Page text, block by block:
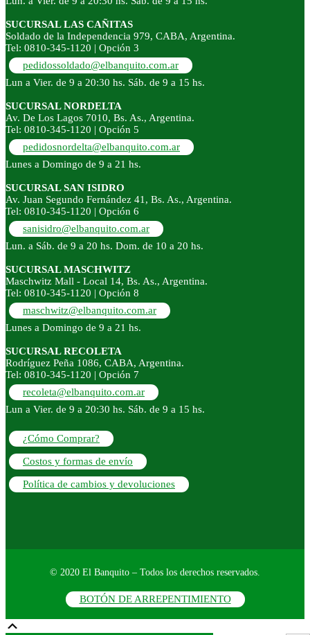
SUCURSAL LAS CAÑITAS
Soldado de la Independencia 979, CABA, Argentina.
Tel: 0810-345-1120 | Opción 3
pedidossoldado@elbanquito.com.ar
Lun a Vier. de 9 a 20:30 hs. Sáb. de 9 a 15 hs.
SUCURSAL NORDELTA
Av. De Los Lagos 7010, Bs. As., Argentina.
Tel: 0810-345-1120 | Opción 5
pedidosnordelta@elbanquito.com.ar
Lunes a Domingo de 9 a 21 hs.
SUCURSAL SAN ISIDRO
Av. Juan Segundo Fernández 41, Bs. As., Argentina.
Tel: 0810-345-1120 | Opción 6
sanisidro@elbanquito.com.ar
Lun. a Sáb. de 9 a 20 hs. Dom. de 10 a 20 hs.
SUCURSAL MASCHWITZ
Maschwitz Mall - Local 14, Bs. As., Argentina.
Tel: 0810-345-1120 | Opción 8
maschwitz@elbanquito.com.ar
Lunes a Domingo de 9 a 21 hs.
SUCURSAL RECOLETA
Rodríguez Peña 1086, CABA, Argentina.
Tel: 0810-345-1120 | Opción 7
recoleta@elbanquito.com.ar
Lun a Vier. de 9 a 20:30 hs. Sáb. de 9 a 15 hs.
¿Cómo Comprar?
Costos y formas de envío
Política de cambios y devoluciones
© 2020 El Banquito – Todos los derechos reservados.
BOTÓN DE ARREPENTIMIENTO